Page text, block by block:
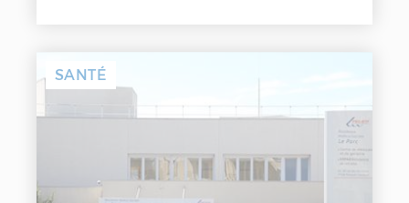
SANTÉ